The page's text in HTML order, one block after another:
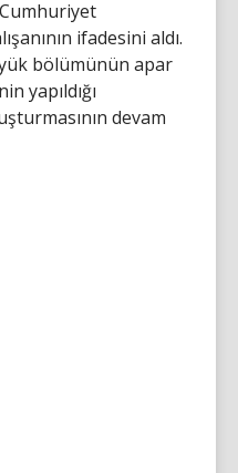
ifadesini aldı.
bölümünün apar
yapıldığı
devam